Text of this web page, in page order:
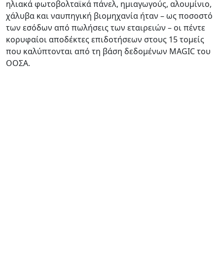
ηλιακά φωτοβολταϊκά πάνελ, ημιαγωγούς, αλουμίνιο,
χάλυβα και ναυπηγική βιομηχανία ήταν – ως ποσοστό
των εσόδων από πωλήσεις των εταιρειών – οι πέντε
κορυφαίοι αποδέκτες επιδοτήσεων στους 15 τομείς
που καλύπτονται από τη βάση δεδομένων MAGIC του
ΟΟΣΑ.